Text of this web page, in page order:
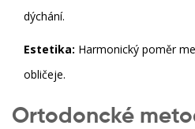
dýchání.
Estetika: Harmonický poměr
obličeje.
Ortodoncké